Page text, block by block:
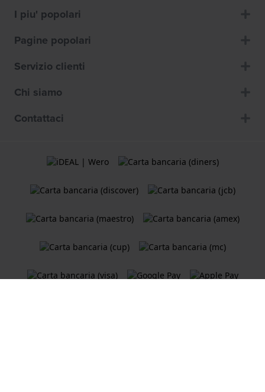
I piu' popolari
Pagine popolari
Servizio clienti
Chi siamo
Contattaci